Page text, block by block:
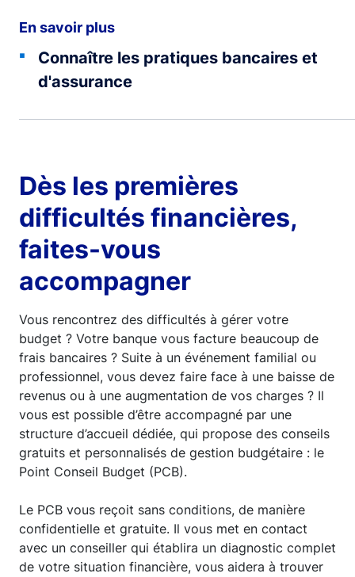
En savoir plus
Connaître les pratiques bancaires et
d'assurance
Dès les premières
difficultés financières,
faites-vous
accompagner
Vous rencontrez des difficultés à gérer votre
budget ? Votre banque vous facture beaucoup de
frais bancaires ? Suite à un événement familial ou
professionnel, vous devez faire face à une baisse de
revenus ou à une augmentation de vos charges ? Il
vous est possible d’être accompagné par une
structure d’accueil dédiée, qui propose des conseils
gratuits et personnalisés de gestion budgétaire : le
Point Conseil Budget (PCB).
Le PCB vous reçoit sans conditions, de manière
confidentielle et gratuite. Il vous met en contact
avec un conseiller qui établira un diagnostic complet
de votre situation financière, vous aidera à trouver